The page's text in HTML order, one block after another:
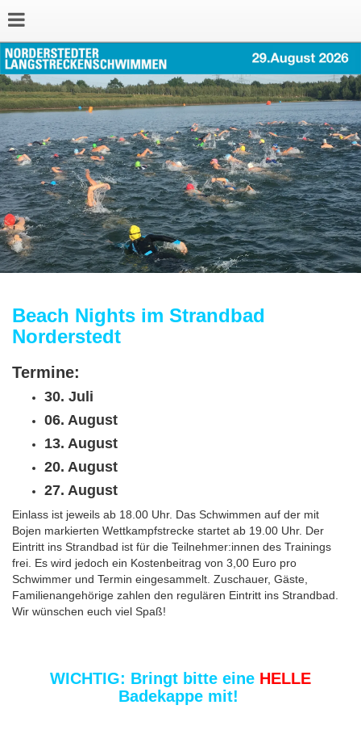
Beach Nights im Strandbad
Norderstedt
Termine:
30. Juli
06. August
13. August
20. August
27. August
Einlass ist jeweils ab 18.00 Uhr. Das Schwimmen auf der mit
Bojen markierten Wettkampfstrecke startet ab 19.00 Uhr. Der
Eintritt ins Strandbad ist für die Teilnehmer:innen des Trainings
frei. Es wird jedoch ein Kostenbeitrag von 3,00 Euro pro
Schwimmer und Termin eingesammelt. Zuschauer, Gäste,
Familienangehörige zahlen den regulären Eintritt ins Strandbad.
Wir wünschen euch viel Spaß!
WICHTIG: Bringt bitte eine HELLE
Badekappe mit!